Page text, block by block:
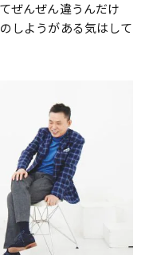
ぜんぜん違うんだけ
しようがある気はして